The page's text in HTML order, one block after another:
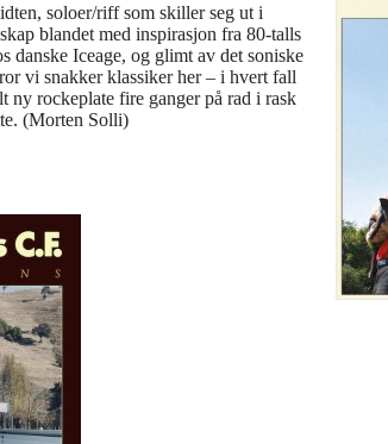
soloer/riff som skiller seg ut i
blandet med inspirasjon fra 80-talls
danske Iceage, og glimt av det soniske
vi snakker klassiker her – i hvert fall
ny rockeplate fire ganger på rad i rask
(Morten Solli)